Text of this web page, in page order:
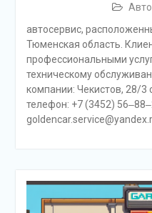
автосервис,
Тюменская область.
профессиональными
техническому
компании: Чекистов, 28/3
телефон: +7 (3452)